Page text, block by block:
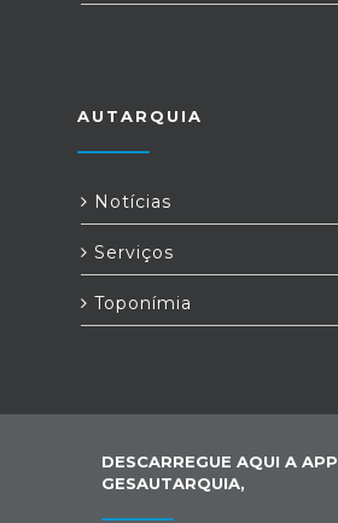
AUTARQUIA
Notícias
Serviços
Toponímia
DESCARREGUE AQUI A APP
GESAUTARQUIA,